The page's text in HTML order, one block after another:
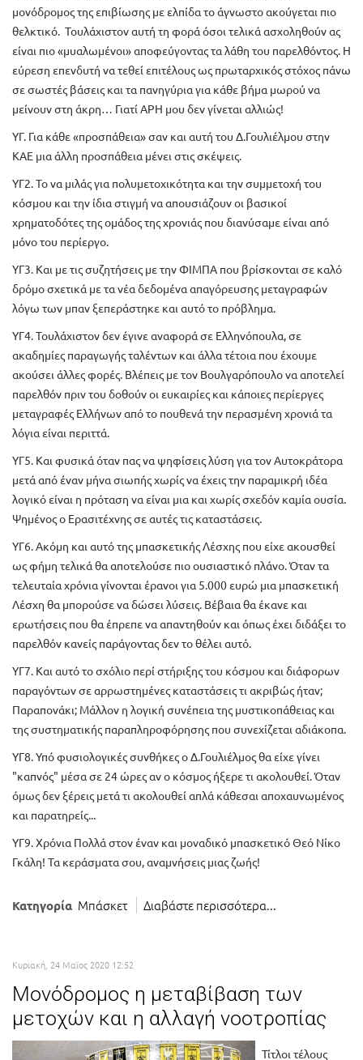
μονόδρομος της επιβίωσης με ελπίδα το άγνωστο ακούγεται πιο
θελκτικό. Τουλάχιστον αυτή τη φορά όσοι τελικά ασχοληθούν ας
είναι πιο «μυαλωμένοι» αποφεύγοντας τα λάθη του παρελθόντος. Η
εύρεση επενδυτή να τεθεί επιτέλους ως πρωταρχικός στόχος πάνω
σε σωστές βάσεις και τα πανηγύρια για κάθε βήμα μωρού να
μείνουν στη άκρη… Γιατί ΑΡΗ μου δεν γίνεται αλλιώς!
ΥΓ. Για κάθε «προσπάθεια» σαν και αυτή του Δ.Γουλιέλμου στην
ΚΑΕ μια άλλη προσπάθεια μένει στις σκέψεις.
ΥΓ2. Το να μιλάς για πολυμετοχικότητα και την συμμετοχή του
κόσμου και την ίδια στιγμή να απουσιάζουν οι βασικοί
χρηματοδότες της ομάδος της χρονιάς που διανύσαμε είναι από
μόνο του περίεργο.
ΥΓ3. Και με τις συζητήσεις με την ΦΙΜΠΑ που βρίσκονται σε καλό
δρόμο σχετικά με τα νέα δεδομένα απαγόρευσης μεταγραφών
λόγω των μπαν ξεπεράστηκε και αυτό το πρόβλημα.
ΥΓ4. Τουλάχιστον δεν έγινε αναφορά σε Ελληνόπουλα, σε
ακαδημίες παραγωγής ταλέντων και άλλα τέτοια που έχουμε
ακούσει άλλες φορές. Βλέπεις με τον Βουλγαρόπουλο να αποτελεί
παρελθόν πριν του δοθούν οι ευκαιρίες και κάποιες περίεργες
μεταγραφές Ελλήνων από το πουθενά την περασμένη χρονιά τα
λόγια είναι περιττά.
ΥΓ5. Και φυσικά όταν πας να ψηφίσεις λύση για τον Αυτοκράτορα
μετά από έναν μήνα σιωπής χωρίς να έχεις την παραμικρή ιδέα
λογικό είναι η πρόταση να είναι μια και χωρίς σχεδόν καμία ουσία.
Ψημένος ο Ερασιτέχνης σε αυτές τις καταστάσεις.
ΥΓ6. Ακόμη και αυτό της μπασκετικής Λέσχης που είχε ακουσθεί
ως φήμη τελικά θα αποτελούσε πιο ουσιαστικό πλάνο. Όταν τα
τελευταία χρόνια γίνονται έρανοι για 5.000 ευρώ μια μπασκετική
Λέσχη θα μπορούσε να δώσει λύσεις. Βέβαια θα έκανε και
ερωτήσεις που θα έπρεπε να απαντηθούν και όπως έχει διδάξει το
παρελθόν κανείς παράγοντας δεν το θέλει αυτό.
ΥΓ7. Και αυτό το σχόλιο περί στήριξης του κόσμου και διάφορων
παραγόντων σε αρρωστημένες καταστάσεις τι ακριβώς ήταν;
Παραπονάκι; Μάλλον η λογική συνέπεια της μυστικοπάθειας και
της συστηματικής παραπληροφόρησης που συνεχίζεται αδιάκοπα.
ΥΓ8. Υπό φυσιολογικές συνθήκες ο Δ.Γουλιέλμος θα είχε γίνει
"καπνός" μέσα σε 24 ώρες αν ο κόσμος ήξερε τι ακολουθεί. Όταν
όμως δεν ξέρεις μετά τι ακολουθεί απλά κάθεσαι αποχαυνωμένος
και παρατηρείς...
ΥΓ9. Χρόνια Πολλά στον έναν και μοναδικό μπασκετικό Θεό Νίκο
Γκάλη! Τα κεράσματα σου, αναμνήσεις μιας ζωής!
Κατηγορία Μπάσκετ Διαβάστε περισσότερα...
Κυριακή, 24 Μαϊος 2020 12:52
Μονόδρομος η μεταβίβαση των
μετοχών και η αλλαγή νοοτροπίας
Τίτλοι τέλους